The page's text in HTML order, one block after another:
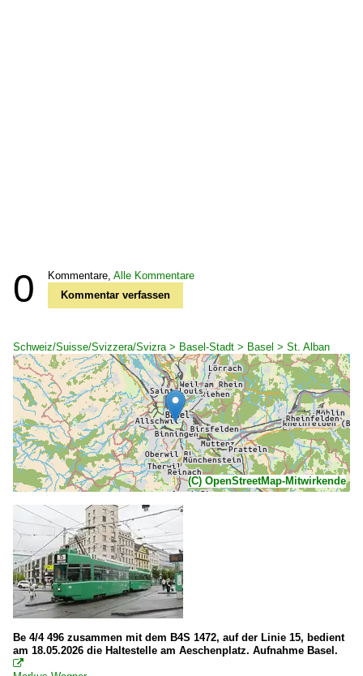
0 Kommentare, Alle Kommentare
Kommentar verfassen
Schweiz/Suisse/Svizzera/Svizra > Basel-Stadt > Basel > St. Alban
(C) OpenStreetMap-Mitwirkende
Be 4/4 496 zusammen mit dem B4S 1472, auf der Linie 15, bedient
am 18.05.2026 die Haltestelle am Aeschenplatz. Aufnahme Basel.
